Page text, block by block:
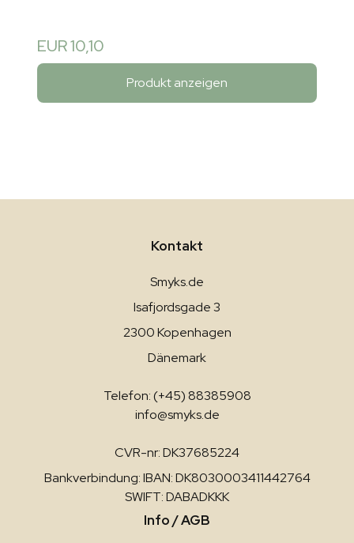
EUR 10,10
Produkt anzeigen
Kontakt
Smyks.de
Isafjordsgade 3
2300 Kopenhagen
Dänemark
Telefon: (+45) 88385908
info@smyks.de
CVR-nr: DK37685224
Bankverbindung: IBAN: DK8030003411442764
SWIFT: DABADKKK
Info / AGB